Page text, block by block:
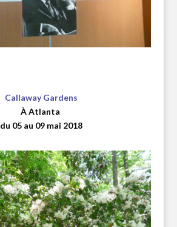
Callaway Gardens
À Atlanta
du 05 au 09 mai 2018